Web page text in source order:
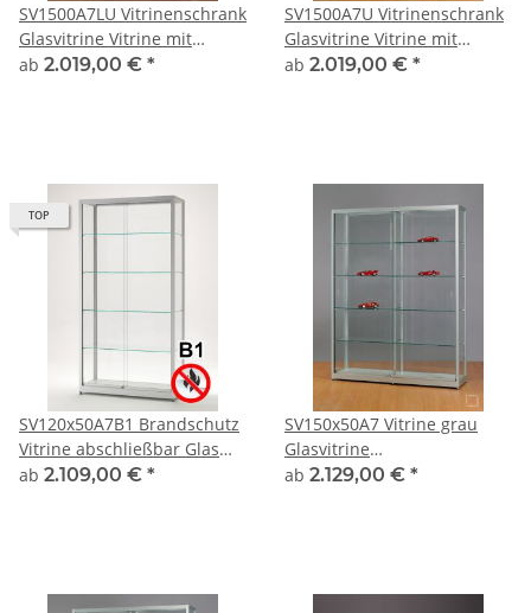
SV1500A7LU Vitrinenschrank
Glasvitrine Vitrine mit
Unterschrank
ab 2.019,00 € *
SV1500A7U Vitrinenschrank
Glasvitrine Vitrine mit
Unterschrank grau alu
Vitrinenschrank
ab 2.019,00 € *
TOP
SV120x50A7B1 Brandschutz
Vitrine abschließbar Glas
Alu Silber mit 50cm Tiefe
ab 2.109,00 € *
SV150x50A7 Vitrine grau
Glasvitrine
Ausstellungsvitrine
ab 2.129,00 € *